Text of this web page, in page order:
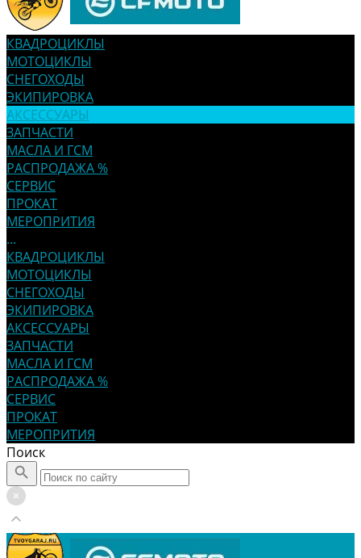
КВАДРОЦИКЛЫ
МОТОЦИКЛЫ
СНЕГОХОДЫ
ЭКИПИРОВКА
АКСЕССУАРЫ
ЗАПЧАСТИ
МАСЛА И ГСМ
РАСПРОДАЖА %
СЕРВИС
ПРОКАТ
МЕРОПРИТИЯ
...
КВАДРОЦИКЛЫ
МОТОЦИКЛЫ
СНЕГОХОДЫ
ЭКИПИРОВКА
АКСЕССУАРЫ
ЗАПЧАСТИ
МАСЛА И ГСМ
РАСПРОДАЖА %
СЕРВИС
ПРОКАТ
МЕРОПРИТИЯ
Поиск